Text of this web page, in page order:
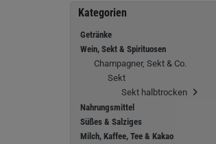
Kategorien
Getränke
Wein, Sekt & Spirituosen
Champagner, Sekt & Co.
Sekt
Sekt halbtrocken
Nahrungsmittel
Süßes & Salziges
Milch, Kaffee, Tee & Kakao